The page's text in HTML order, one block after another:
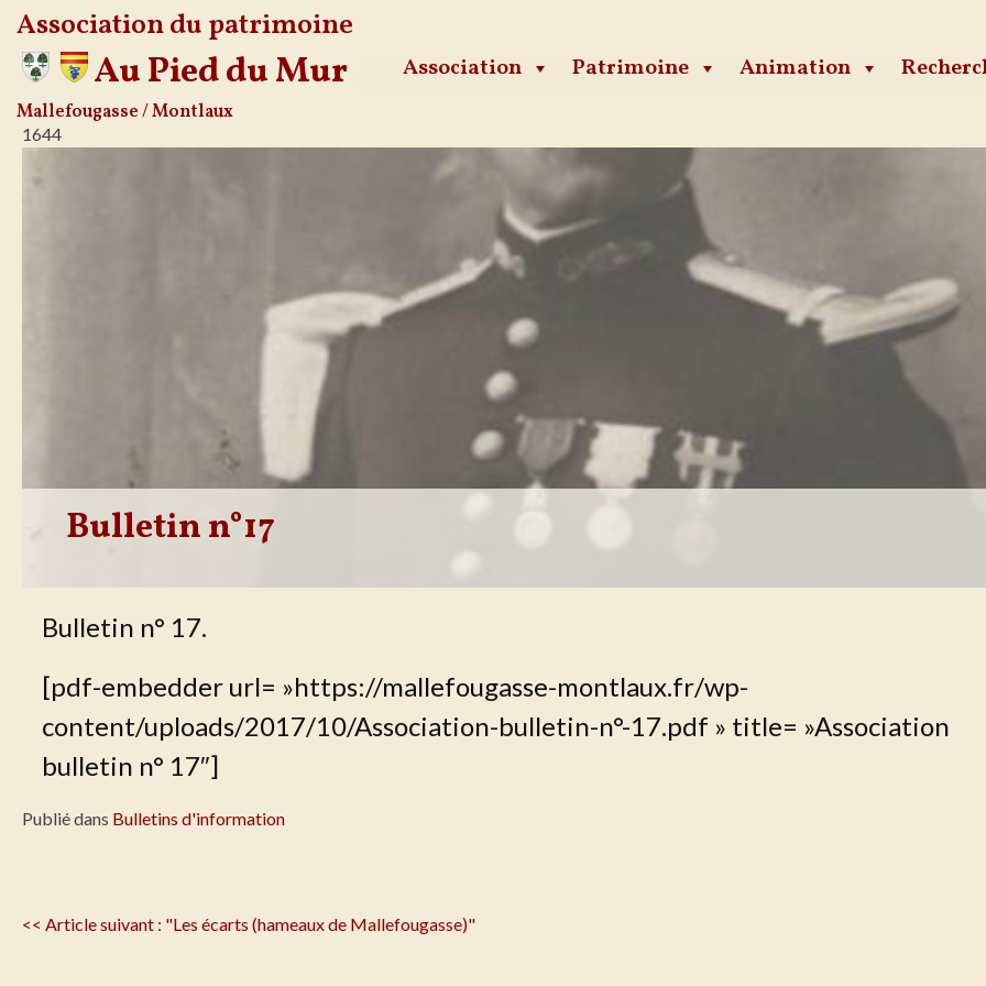
Aller
Association du patrimoine
Au Pied du Mur
Mallefougasse / Montlaux
Association Patrimoine Animation
1644
Bulletin n°17
Bulletin n° 17.
[pdf-embedder url= »https://mallefougasse-montlaux.fr/wp-
content/uploads/2017/10/Association-bulletin-n°-17.pdf » title= »Association
bulletin n° 17″]
Publié dans Bulletins d'information
Navigation
<< Article suivant : "Les écarts (hameaux de Mallefougasse)"